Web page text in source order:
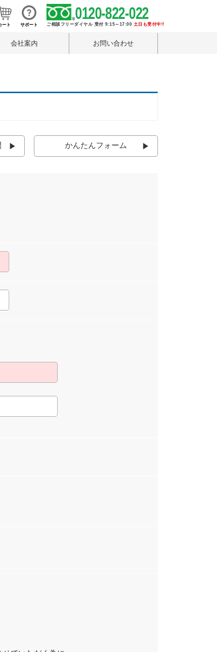
ート サポート
0120-822-022
ご相談フリーダイヤル 受付 9:15～17:00 土日も受付中!!
会社案内 お問い合わせ
かんたんフォーム